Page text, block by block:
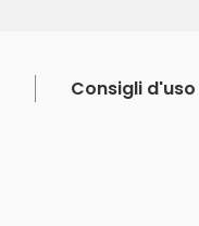
Consigli